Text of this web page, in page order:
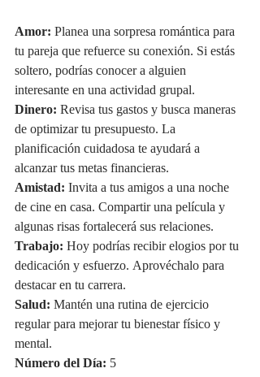
Amor: Planea una sorpresa romántica para
tu pareja que refuerce su conexión. Si estás
soltero, podrías conocer a alguien
interesante en una actividad grupal.
Dinero: Revisa tus gastos y busca maneras
de optimizar tu presupuesto. La
planificación cuidadosa te ayudará a
alcanzar tus metas financieras.
Amistad: Invita a tus amigos a una noche
de cine en casa. Compartir una película y
algunas risas fortalecerá sus relaciones.
Trabajo: Hoy podrías recibir elogios por tu
dedicación y esfuerzo. Aprovéchalo para
destacar en tu carrera.
Salud: Mantén una rutina de ejercicio
regular para mejorar tu bienestar físico y
mental.
Número del Día: 5